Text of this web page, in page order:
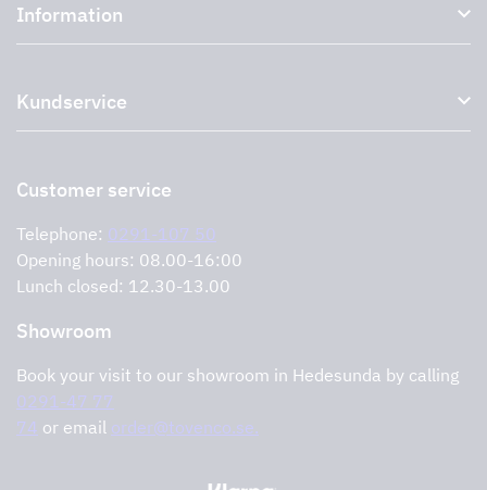
External ventilation fans
Plasma filter
Outlet
Storköksprodukter PRO
Information
Environment
Support and services
Cookies
Privacy policy
Kundservice
Return of product
Support and services
Customer service
Telephone: 0291-107 50
Opening hours: 08.00-16:00
Lunch closed: 12.30-13.00
Showroom
Book your visit to our showroom in Hedesunda by calling
0291-47 77
74 or email order@tovenco.se.